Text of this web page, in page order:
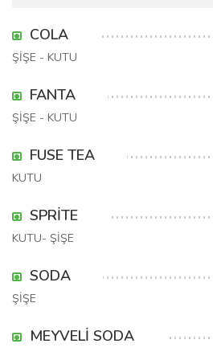
COLA
ŞİŞE - KUTU
FANTA
ŞİŞE - KUTU
FUSE TEA
KUTU
SPRİTE
KUTU- ŞİŞE
SODA
ŞİŞE
MEYVELİ SODA